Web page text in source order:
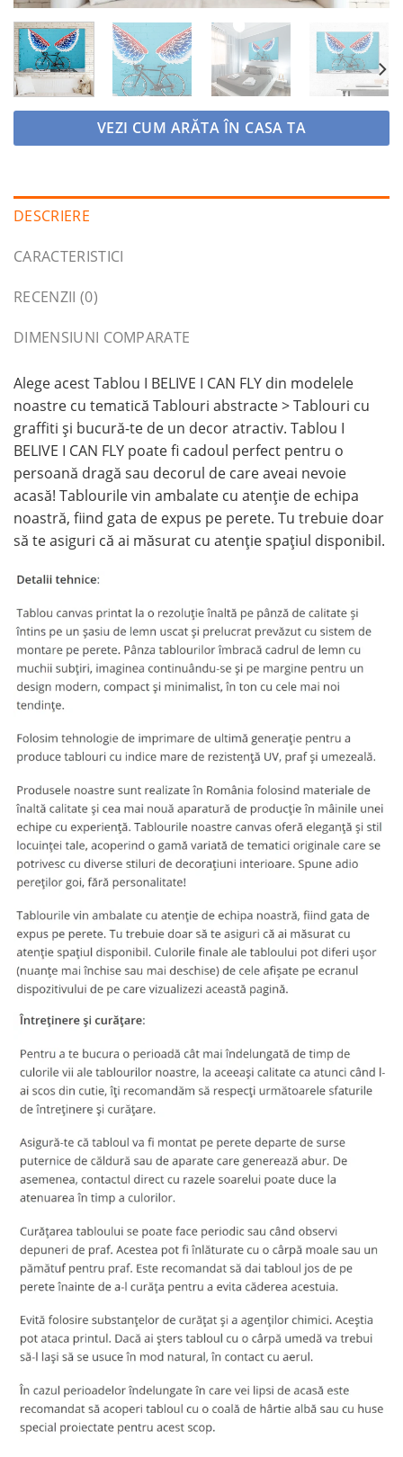
VEZI CUM ARĂTA ÎN CASA TA
DESCRIERE
CARACTERISTICI
RECENZII (0)
DIMENSIUNI COMPARATE
Alege acest Tablou I BELIVE I CAN FLY din modelele
noastre cu tematică Tablouri abstracte > Tablouri cu
graffiti și bucură-te de un decor atractiv. Tablou I
BELIVE I CAN FLY poate fi cadoul perfect pentru o
persoană dragă sau decorul de care aveai nevoie
acasă! Tablourile vin ambalate cu atenție de echipa
noastră, fiind gata de expus pe perete. Tu trebuie doar
să te asiguri că ai măsurat cu atenție spațiul disponibil.